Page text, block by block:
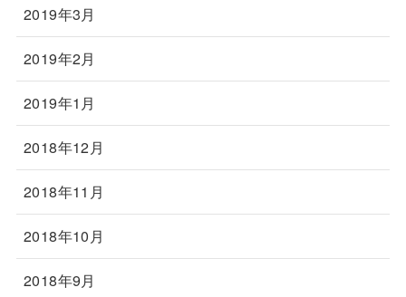
2019年3月
2019年2月
2019年1月
2018年12月
2018年11月
2018年10月
2018年9月